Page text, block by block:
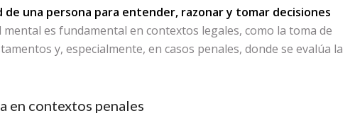
de una persona para entender, razonar y tomar decisiones
mental es fundamental en contextos legales, como la toma de
y, especialmente, en casos penales, donde se evalúa la
en contextos penales